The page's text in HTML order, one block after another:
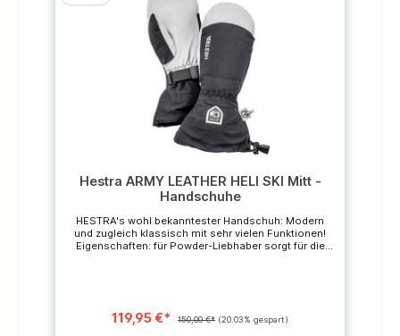
Wäschetrockner Heizkörper vermeiden, sie trocknen
das Leder aus. Sonstiges:Handschuhe mit
atmungsaktiver Membrane sollten nicht mit
Imprägnierungsmitteln, die Silikon enthalten,
gepflegt werden. Es verstopft die Poren und
verringert die Atmungsaktivität des Materials. *Die
durchgestrichenen Preise sind unverbindliche
Preisempfehlungen des Herstellers.
Hestra ARMY LEATHER HELI SKI Mitt -
Handschuhe
HESTRA's wohl bekanntester Handschuh: Modern
und zugleich klassisch mit sehr vielen Funktionen!
Eigenschaften: für Powder-Liebhaber sorgt für die
Feuchtigkeits- und Schmutzaufnahme, verhindert
119,95 €* 150,00 €* (20.03% gespart)